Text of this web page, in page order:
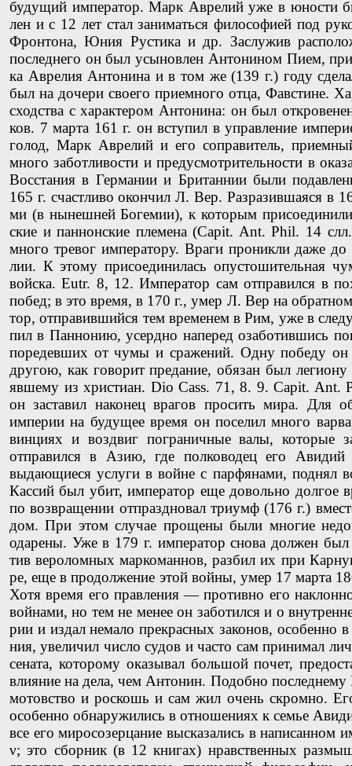
буду­щий импе­ра­тор. Марк Авре­лий уже в юно­сти
лен и с 12 лет стал зани­мать­ся фило­со­фи­ей под
Фрон­то­на, Юния Русти­ка и др. Заслу­жив
послед­не­го он был усы­нов­лен Анто­ни­ном Пием,
ка Авре­лия Анто­ни­на и в том же (139 г.) году
был на доче­ри сво­е­го при­ем­но­го отца, Фав­стине.
сход­ства с харак­те­ром Анто­ни­на: он был
ков. 7 мар­та 161 г. он всту­пил в управ­ле­ние
голод, Марк Авре­лий и его сопра­ви­тель,
мно­го забот­ли­во­сти и пред­у­смот­ри­тель­но­сти в
Вос­ста­ния в Гер­ма­нии и Бри­тан­нии были
165 г. счаст­ли­во окон­чил Л. Вер. Раз­ра­зив­ша­я­ся в
ми (в нынеш­ней Боге­мии), к кото­рым
ские и пан­нон­ские пле­ме­на (Capit. Ant. Phil. 14
мно­го тре­вог импе­ра­то­ру. Вра­ги про­ник­ли даже
лии. К это­му при­со­еди­ни­лась опу­сто­ши­тель­ная
вой­ска. Eutr. 8, 12. Импе­ра­тор сам отпра­вил­ся в
побед; в это вре­мя, в 170 г., умер Л. Вер на
тор, отпра­вив­ший­ся тем вре­ме­нем в Рим, уже в
пил в Пан­но­нию, усерд­но напе­ред оза­бо­тив­шись
поредев­ших от чумы и сра­же­ний. Одну победу он
дру­гою, как гово­рит пред­а­ние, обя­зан был
яв­ше­му из хри­сти­ан. Dio Cass. 71, 8. 9. Capit. Ant.
он заста­вил нако­нец вра­гов про­сить мира. Для
импе­рии на буду­щее вре­мя он посе­лил мно­го
вин­ци­ях и воз­двиг погра­нич­ные валы, кото­рые
отпра­вил­ся в Азию, где пол­ко­во­дец его
выдаю­щи­е­ся услу­ги в войне с пар­фя­на­ми, под­нял
Кас­сий был убит, импе­ра­тор еще доволь­но дол­гое
по воз­вра­ще­нии отпразд­но­вал три­умф (176 г.)
дом. При этом слу­чае про­ще­ны были мно­гие
ода­ре­ны. Уже в 179 г. импе­ра­тор сно­ва дол­жен
тив веро­лом­ных мар­ко­ман­нов, раз­бил их при
ре, еще в про­дол­же­ние этой вой­ны, умер 17 мар­та
Хотя вре­мя его прав­ле­ния — про­тив­но его
вой­на­ми, но тем не менее он забо­тил­ся и о
рии и издал нема­ло пре­крас­ных зако­нов, осо­бен­но в
ния, уве­ли­чил чис­ло судов и часто сам при­ни­мал
сена­та, кото­ро­му ока­зы­вал боль­шой почет,
вли­я­ние на дела, чем Анто­нин. Подоб­но
мотов­ст­во и рос­кошь и сам жил очень скром­но.
осо­бен­но обна­ру­жи­лись в отно­ше­ни­ях к семье
все его миро­со­зер­ца­ние выска­за­лись в напи­сан­ном
ν; это сбор­ник (в 12 кни­гах) нрав­ст­вен­ных